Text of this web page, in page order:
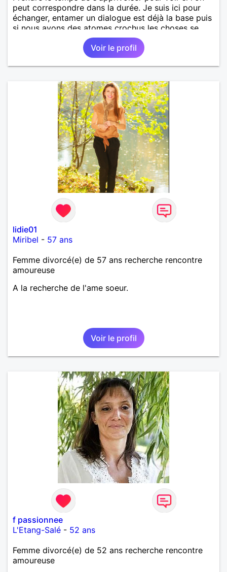
peut correspondre dans la durée. Je suis ici pour
échanger, entamer un dialogue est déjà la base puis
si nous avons des atomes crochus les choses se
mettrons en place petit à petit normalement.
Voir le profil
lidie01
Miribel - 57 ans
Femme divorcé(e) de 57 ans recherche rencontre
amoureuse
A la recherche de l'ame soeur.
Voir le profil
f passionnee
L'Etang-Salé - 52 ans
Femme divorcé(e) de 52 ans recherche rencontre
amoureuse